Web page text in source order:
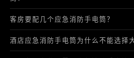
客房要配几个应急消防手电筒？
酒店应急消防手电筒为什么不能选择